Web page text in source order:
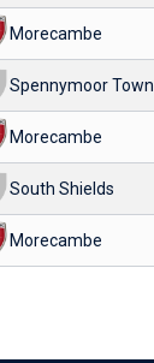
Morecambe
Spennymoor Town
Morecambe
South Shields
Morecambe